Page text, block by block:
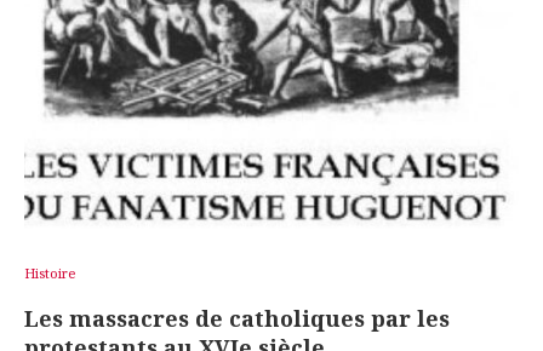
Histoire
Les massacres de catholiques par les